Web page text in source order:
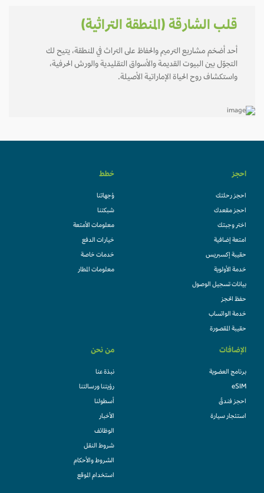
قلب الشارقة (المنطقة التراثية)
أحد أضخم مشاريع الترميم والحفاظ على التراث في المنطقة، يتيح لك
التجوّل بين البيوت القديمة والأسواق التقليدية والورش الحرفية،
واستكشاف روح الحياة الإماراتية الأصيلة.
احجز
احجز رحلتك
احجز مقعدك
اختر وجبتك
امتعة إضافية
حقيبة إكسبريس
خدمة الأولوية
بيانات تسجيل الوصول
حفظ الحجز
خدمة الواتساب
حقيبة المقصورة
خطط
وُجهاتنا
شبكتنا
معلومات الأمتعة
خيارات الدفع
خدمات خاصة
معلومات المطار
الإضافات
برنامج العضوية
eSIM
احجز فندقً
استئجار سيارة
من نحن
نبذة عنا
رؤيتنا ورسالتنا
أسطولنا
الأخبار
الوظائف
شروط النقل
الشروط والأحكام
استخدام الموقع